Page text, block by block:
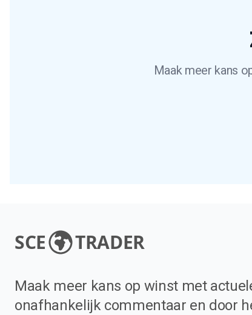
Maak meer kans
SCE TRADER
Maak meer kans op winst met
onafhankelijk commentaar en door